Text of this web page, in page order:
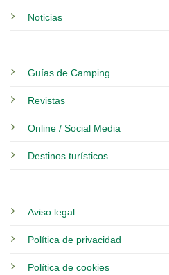
Noticias
Guías de Camping
Revistas
Online / Social Media
Destinos turísticos
Aviso legal
Política de privacidad
Política de cookies